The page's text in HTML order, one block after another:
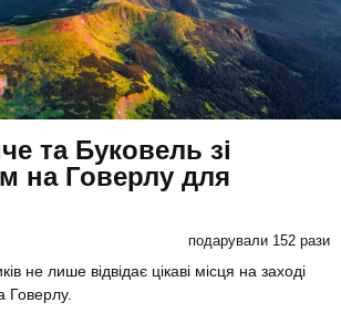
та Буковель зі
на Говерлу для
подарували 152 рази
не лише відвідає цікаві місця на заході
Говерлу.